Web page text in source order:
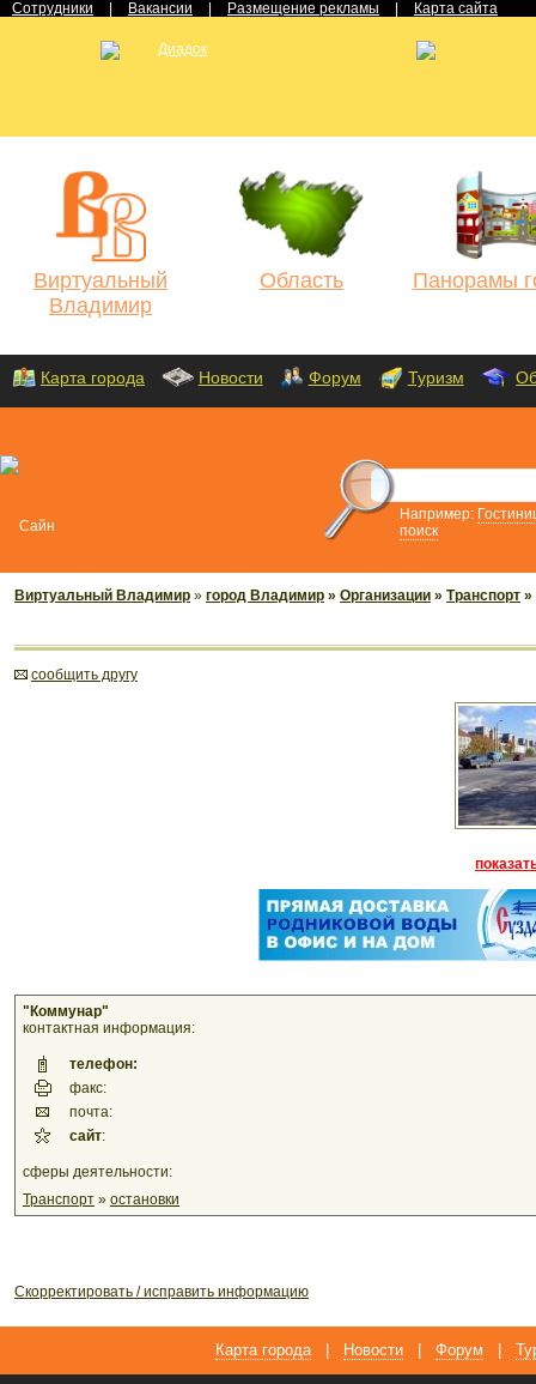
Сотрудники Вакансии Размещение рекламы Карта сайта
Виртуальный
Владимир
Область Панорамы
Карта города Новости Форум Туризм
Например:
поиск
Виртуальный Владимир » город Владимир » Организации » Транспорт »
cообщить другу
"Коммунар"
контактная информация:
телефон:
факс:
почта:
сайт:
сферы деятельности:
Транспорт » остановки
Скорректировать / исправить информацию
Карта города Новости Форум